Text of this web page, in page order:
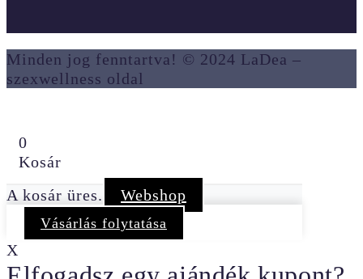
Minden jog fenntartva! © 2024 LaDea –
szexwellness oldal
0
Kosár
A kosár üres.
Webshop
Vásárlás folytatása
X